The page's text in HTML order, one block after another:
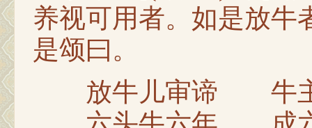
养视可用者。如是放牛
是颂曰。
放牛儿审谛 牛主